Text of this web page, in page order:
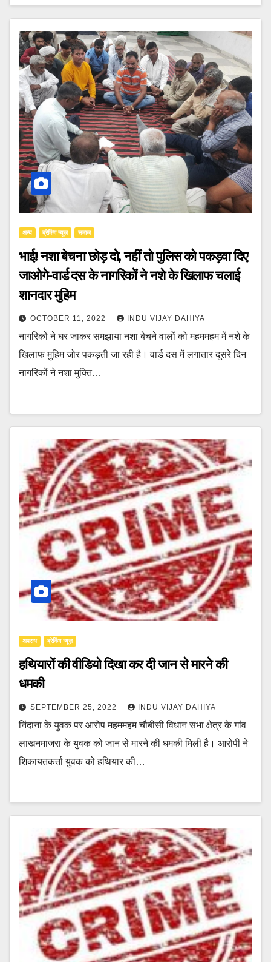
अन्य ब्रेकिंग न्यूज़ समाज
भाई! नशा बेचना छोड़ दो, नहीं तो पुलिस को पकड़वा दिए
जाओगे-वार्ड दस के नागरिकों ने नशे के खिलाफ चलाई
शानदार मुहिम
OCTOBER 11, 2022 INDU VIJAY DAHIYA
नागरिकों ने घर जाकर समझाया नशा बेचने वालों को महममहम में नशे के
खिलाफ मुहिम जोर पकड़ती जा रही है। वार्ड दस में लगातार दूसरे दिन
नागरिकों ने नशा मुक्ति…
अपराध ब्रेकिंग न्यूज़
हथियारों की वीडियो दिखा कर दी जान से मारने की
धमकी
SEPTEMBER 25, 2022 INDU VIJAY DAHIYA
निंदाना के युवक पर आरोप महममहम चौबीसी विधान सभा क्षेत्र के गांव
लाखनमाजरा के युवक को जान से मारने की धमकी मिली है। आरोपी ने
शिकायतकर्ता युवक को हथियार की…